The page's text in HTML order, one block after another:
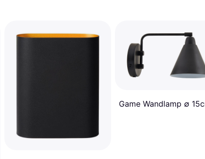
Game Wandlamp ∅